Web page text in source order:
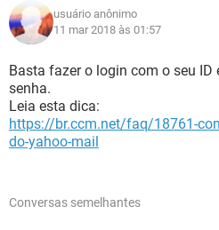
usuário anônimo
11 mar 2018 às 01:57
Basta fazer o login com o seu ID
senha.
Leia esta dica:
https://br.ccm.net/faq/18761-
do-yahoo-mail
Conversas semelhantes